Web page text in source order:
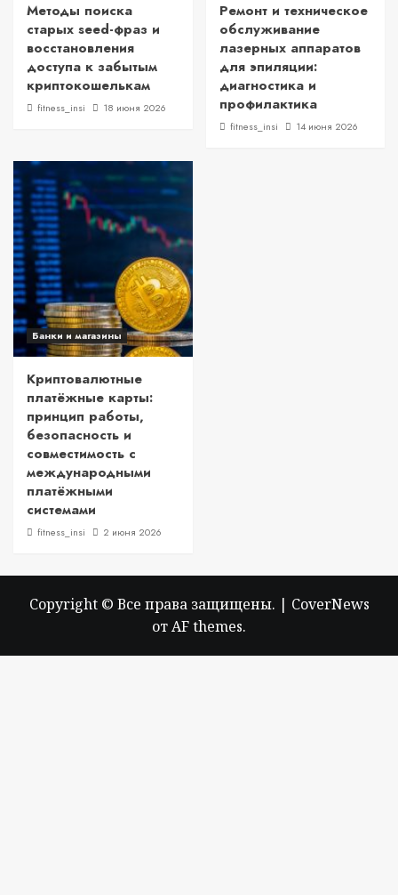
Методы поиска
старых seed-фраз и
восстановления
доступа к забытым
криптокошелькам
fitness_insi 18 июня 2026
Ремонт и техническое
обслуживание
лазерных аппаратов
для эпиляции:
диагностика и
профилактика
fitness_insi 14 июня 2026
Банки и магазины
Криптовалютные
платёжные карты:
принцип работы,
безопасность и
совместимость с
международными
платёжными
системами
fitness_insi 2 июня 2026
Copyright © Все права защищены. | CoverNews
от AF themes.